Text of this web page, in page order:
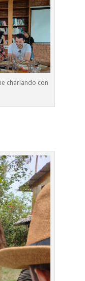
charlando con